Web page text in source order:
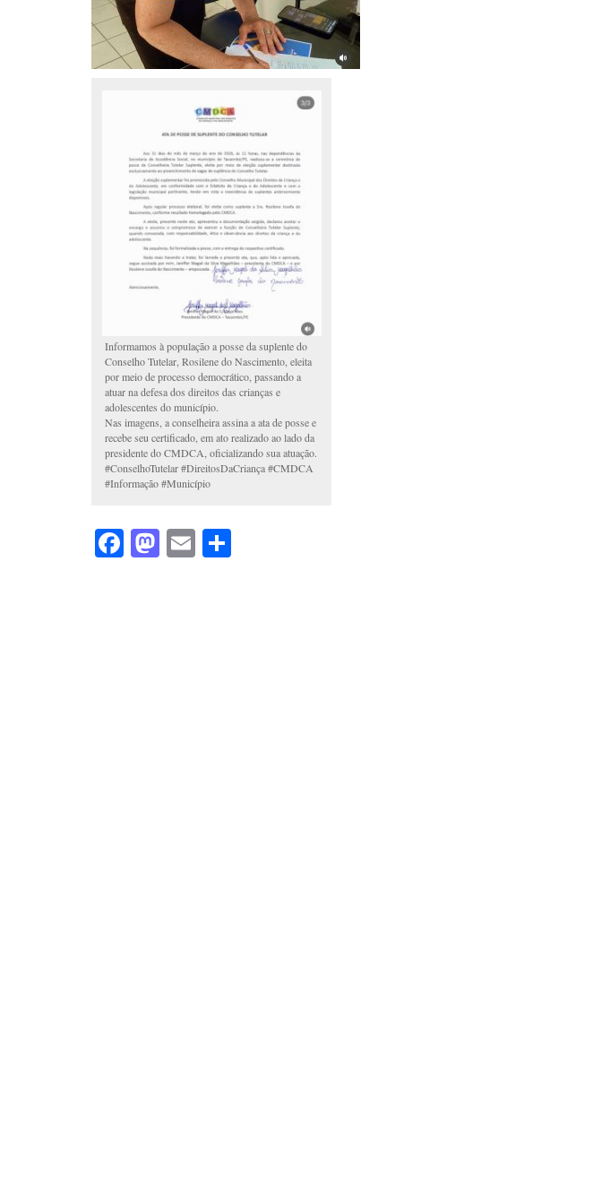
Informamos à população a posse da suplente do
Conselho Tutelar, Rosilene do Nascimento, eleita
por meio de processo democrático, passando a
atuar na defesa dos direitos das crianças e
adolescentes do município.
Nas imagens, a conselheira assina a ata de posse e
recebe seu certificado, em ato realizado ao lado da
presidente do CMDCA, oficializando sua atuação.
#ConselhoTutelar #DireitosDaCriança #CMDCA
#Informação #Município
Facebook
Mastodon
Email